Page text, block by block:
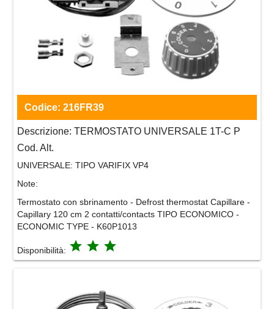
Codice: 216FR39
Descrizione: TERMOSTATO UNIVERSALE 1T-C P
Cod. Alt.
UNIVERSALE: TIPO VARIFIX VP4
Note:
Termostato con sbrinamento - Defrost thermostat Capillare -
Capillary 120 cm 2 contatti/contacts TIPO ECONOMICO -
ECONOMIC TYPE - K60P1013
Disponibilità: grade grade grade